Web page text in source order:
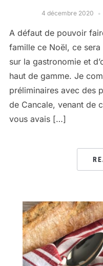
4 décembre 2020
A défaut de pouvoir
famille ce Noël, ce sera
sur la gastronomie et
haut de gamme. Je
préliminaires avec des
de Cancale, venant de
vous avais […]